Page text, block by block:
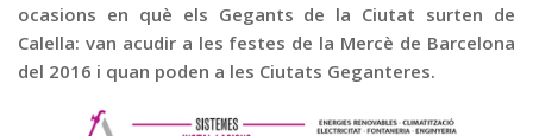
ocasions en què els Gegants de la Ciutat surten de
Calella: van acudir a les festes de la Mercè de Barcelona
del 2016 i quan poden a les Ciutats Geganteres.